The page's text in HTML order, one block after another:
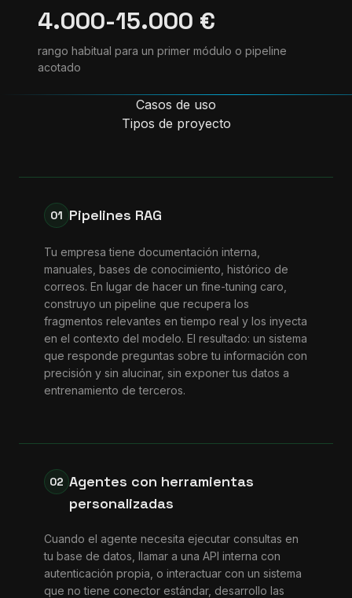
4.000-15.000 €
rango habitual para un primer módulo o pipeline
acotado
Casos de uso
Tipos de proyecto
01 Pipelines RAG
Tu empresa tiene documentación interna,
manuales, bases de conocimiento, histórico de
correos. En lugar de hacer un fine-tuning caro,
construyo un pipeline que recupera los
fragmentos relevantes en tiempo real y los inyecta
en el contexto del modelo. El resultado: un sistema
que responde preguntas sobre tu información con
precisión y sin alucinar, sin exponer tus datos a
entrenamiento de terceros.
02 Agentes con herramientas
personalizadas
Cuando el agente necesita ejecutar consultas en
tu base de datos, llamar a una API interna con
autenticación propia, o interactuar con un sistema
que no tiene conector estándar, desarrollo las